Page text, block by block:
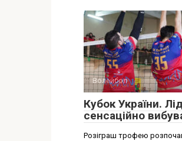
Волейбол
Кубок України.
сенсаційно
Розіграш трофею